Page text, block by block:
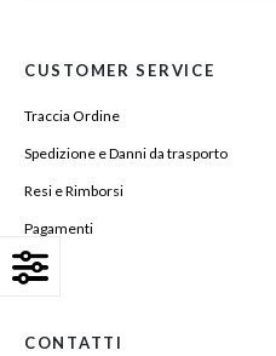
CUSTOMER SERVICE
Traccia Ordine
Spedizione e Danni da trasporto
Resi e Rimborsi
Pagamenti
Login
CONTATTI